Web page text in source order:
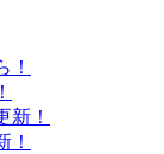
！
新！
！